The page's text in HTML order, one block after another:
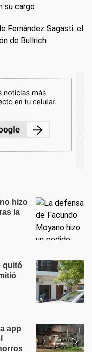
su cargo
Fernández Sagasti: el
de Bullrich
hizo
la
quitó
app